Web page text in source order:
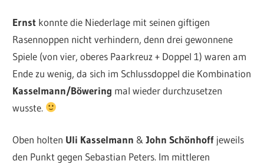
Ernst konnte die Niederlage mit seinen giftigen
Rasennoppen nicht verhindern, denn drei gewonnene
Spiele (von vier, oberes Paarkreuz + Doppel 1) waren am
Ende zu wenig, da sich im Schlussdoppel die Kombination
Kasselmann/Böwering mal wieder durchzusetzen
wusste.
Oben holten Uli Kasselmann &John Schönhoff jeweils
den Punkt gegen Sebastian Peters. Im mittleren